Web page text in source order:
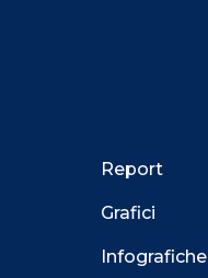
Report
Grafici
Infografiche